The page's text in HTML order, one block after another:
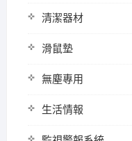
清潔器材
滑鼠墊
無塵專用
生活情報